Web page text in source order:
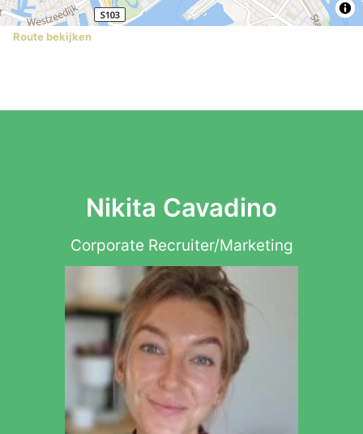
Route bekijken
Nikita Cavadino
Corporate Recruiter/Marketing